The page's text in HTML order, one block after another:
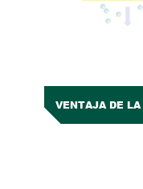
VENTAJA DE